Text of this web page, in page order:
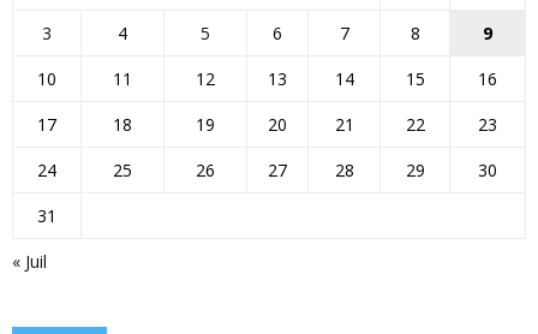
« Juil
3
4 5 6 7 8
9
10
11 12 13 14 15
16
17
18 19 20 21 22
23
24
25 26 27 28 29
30
31